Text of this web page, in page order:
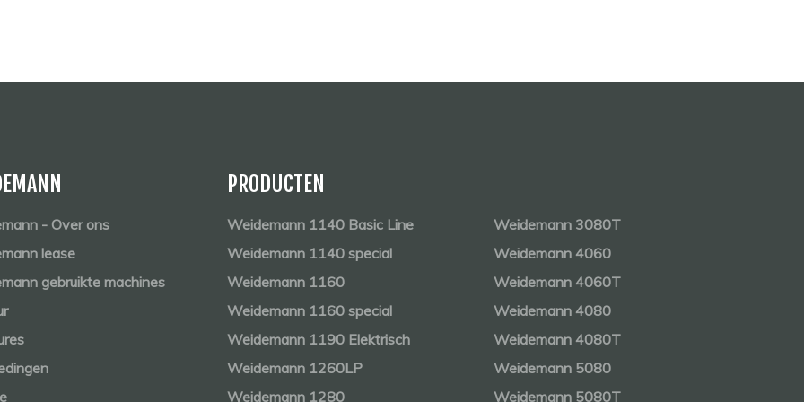
- Over ons
lease
gebruikte machines
PRODUCTEN
Weidemann 1140 Basic Line
Weidemann 1140 special
Weidemann 1160
Weidemann 1160 special
Weidemann 1190 Elektrisch
Weidemann 1260LP
Weidemann 1280
Weidemann 3080T
Weidemann 4060
Weidemann 4060T
Weidemann 4080
Weidemann 4080T
Weidemann 5080
Weidemann 5080T